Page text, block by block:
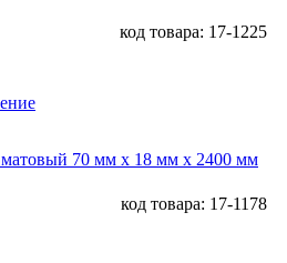
код товара: 17-1225
70 мм х 18 мм х 2400 мм
код товара: 17-1178